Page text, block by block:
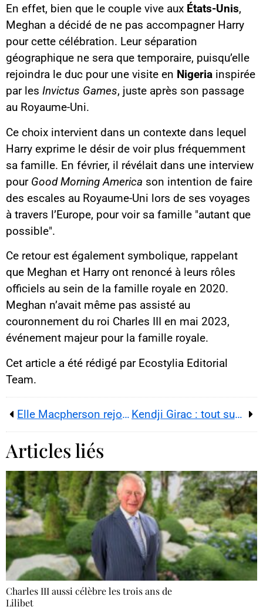
En effet, bien que le couple vive aux États-Unis,
Meghan a décidé de ne pas accompagner Harry
pour cette célébration. Leur séparation
géographique ne sera que temporaire, puisqu’elle
rejoindra le duc pour une visite en Nigeria inspirée
par les Invictus Games, juste après son passage
au Royaume-Uni.
Ce choix intervient dans un contexte dans lequel
Harry exprime le désir de voir plus fréquemment
sa famille. En février, il révélait dans une interview
pour Good Morning America son intention de faire
des escales au Royaume-Uni lors de ses voyages
à travers l’Europe, pour voir sa famille "autant que
possible".
Ce retour est également symbolique, rappelant
que Meghan et Harry ont renoncé à leurs rôles
officiels au sein de la famille royale en 2020.
Meghan n’avait même pas assisté au
couronnement du roi Charles III en mai 2023,
événement majeur pour la famille royale.
Cet article a été rédigé par Ecostylia Editorial
Team.
Elle Macpherson rejoint le camp des sexygénaires Kendji Girac : tout sur les origines du drame
Articles liés
Charles III aussi célèbre les trois ans de
Lilibet